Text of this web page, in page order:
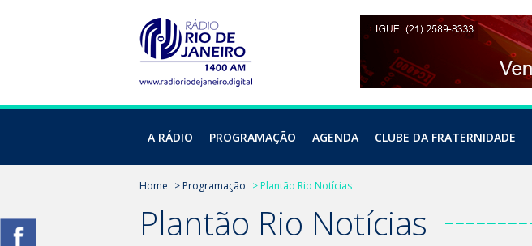
A RÁDIO PROGRAMAÇÃO AGENDA CLUBE DA FRATERNIDADE
Home > Programação > Plantão Rio Notícias
Plantão Rio Notícias